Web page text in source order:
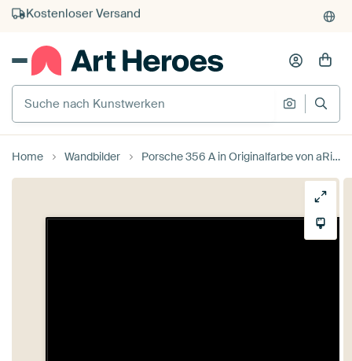
Kauf auf Rechnung
Individueller Druck auf Bestellung
Suche nach Kunstwerken
Suche
Home Wandbilder Porsche 356 A in Originalfarbe von aRi F. Huber